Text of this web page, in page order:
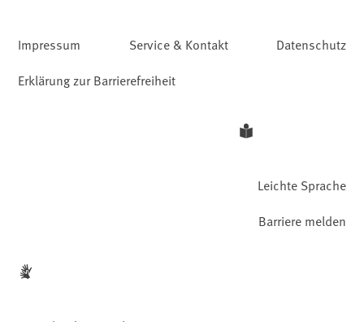
Impressum Service & Kontakt
Datenschutz
Erklärung zur Barrierefreiheit
Leichte Sprache
Barriere melden